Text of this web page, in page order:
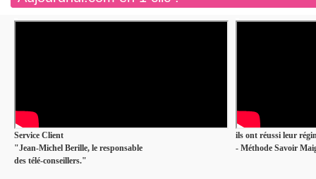
Service Client
"Jean-Michel Berille, le responsable
des télé-conseillers."
ils ont réussi leur
- Méthode Savoir